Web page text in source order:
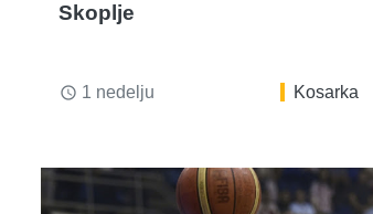
Skoplje
access_time 1 nedelju Kosarka